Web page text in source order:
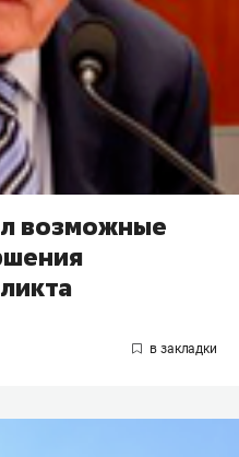
возможные